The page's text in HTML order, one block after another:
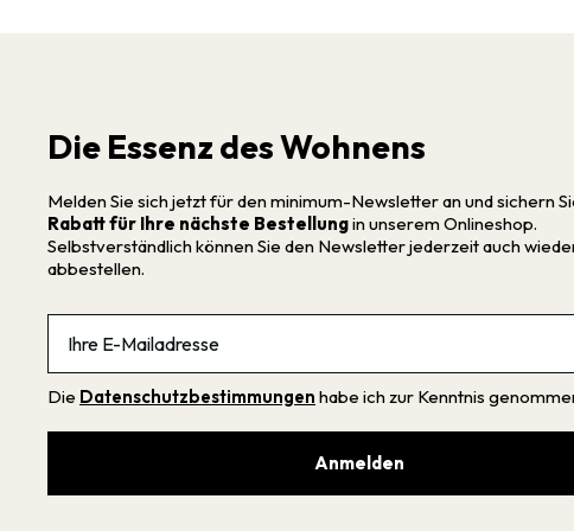
Die Essenz des Wohnens
Melden Sie sich jetzt für den minimum-Newsletter an und sichern
Rabatt für Ihre nächste Bestellungin unserem Onlineshop.
Selbstverständlich können Sie den Newsletter jederzeit auch
abbestellen.
Die Datenschutzbestimmungen habe ich zur Kenntnis
Anmelden